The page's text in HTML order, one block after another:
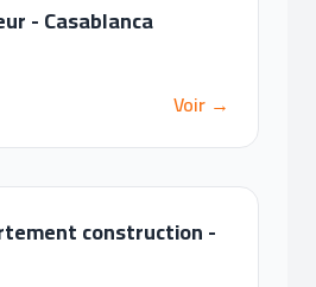
- Casablanca
Voir →
construction -